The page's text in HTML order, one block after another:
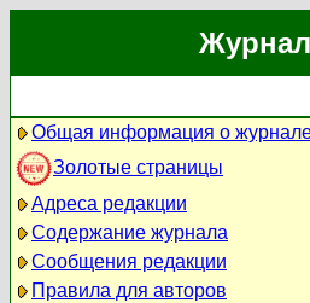
Общая информация о
Золотые страницы
Адреса редакции
Содержание журнала
Сообщения редакции
Правила для авторов